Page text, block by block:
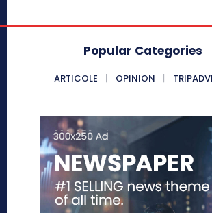
Popular Categories
ARTICOLE OPINION